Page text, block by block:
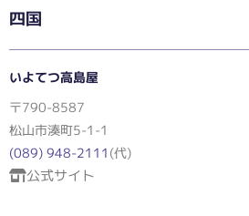
四国
いよてつ高島屋
〒790-8587
松山市湊町5-1-1
(089) 948-2111 (代)
公式サイト